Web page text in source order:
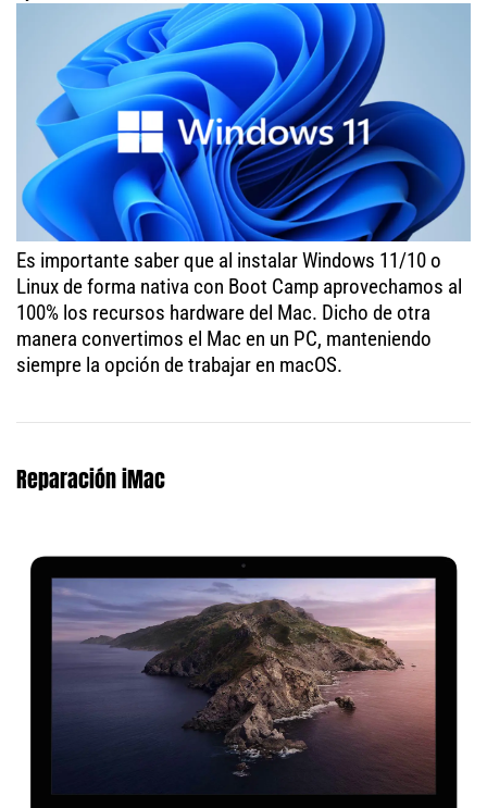
Es importante saber que al instalar Windows 11/10 o
Linux de forma nativa con Boot Camp aprovechamos al
100% los recursos hardware del Mac. Dicho de otra
manera convertimos el Mac en un PC, manteniendo
siempre la opción de trabajar en macOS.
Reparación iMac